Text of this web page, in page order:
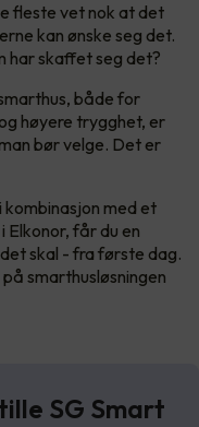
fleste vet nok at det
kan ønske seg det.
har skaffet seg det?
både for
høyere trygghet, er
bør velge. Det er
kombinasjon med et
Elkonor, får du en
skal - fra første dag.
smarthusløsningen
SG Smart